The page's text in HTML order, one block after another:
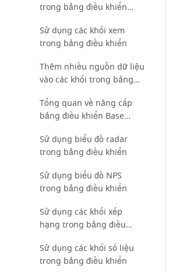
trong bảng điều khiển
Sử dụng các khối xem
trong bảng điều khiển
Thêm nhiều nguồn dữ liệu
vào các khối trong bảng
Tổng quan về nâng cấp
bảng điều khiển Base
Sử dụng biểu đồ radar
trong bảng điều khiển
Sử dụng biểu đồ NPS
trong bảng điều khiển
Sử dụng các khối xếp
hạng trong bảng điều
Sử dụng các khối số liệu
trong bảng điều khiển